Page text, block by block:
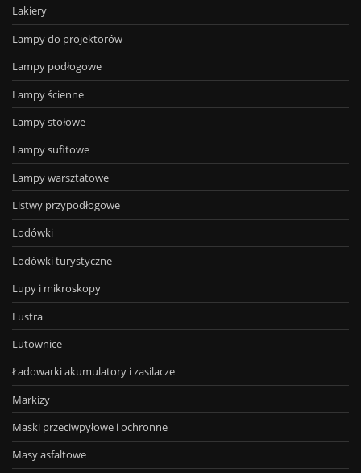
Lakiery
Lampy do projektorów
Lampy podłogowe
Lampy ścienne
Lampy stołowe
Lampy sufitowe
Lampy warsztatowe
Listwy przypodłogowe
Lodówki
Lodówki turystyczne
Lupy i mikroskopy
Lustra
Lutownice
Ładowarki akumulatory i zasilacze
Markizy
Maski przeciwpyłowe i ochronne
Masy asfaltowe